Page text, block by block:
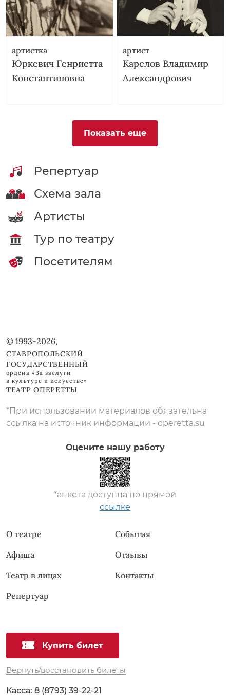
артистка
Юркевич Генриетта
Константиновна
артист
Карелов Владимир
Александрович
Показать еще
Репертуар
Схема зала
Артисты
Тур по театру
Посетителям
© 1993-2026,
СТАВРОПОЛЬСКИЙ
ГОСУДАРСТВЕННЫЙ
ордена «За заслуги
в культуре и искусстве»
ТЕАТР ОПЕРЕТТЫ
*При использовании материалов обязательна
ссылка на источник информации - operetta.su
Оцените нашу работу
*анкета доступна по прямой
ссылке
О театре
Афиша
Театр в лицах
Репертуар
События
Отзывы
Контакты
Купить билет
Вернуть/восстановить билеты
Касса: 8 (8793) 39-22-21